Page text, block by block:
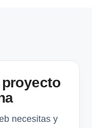
necesitas y